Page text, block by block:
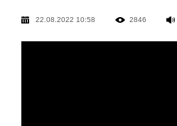
22.08.2022 10:58 2846